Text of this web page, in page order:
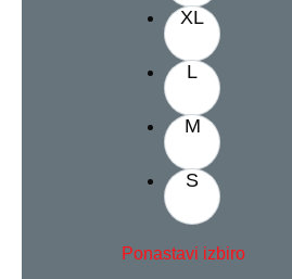
XL
L
M
S
Ponastavi izbiro